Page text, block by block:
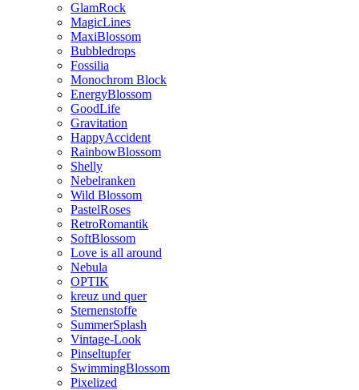
GlamRock
MagicLines
MaxiBlossom
Bubbledrops
Fossilia
Monochrom Block
EnergyBlossom
GoodLife
Gravitation
HappyAccident
RainbowBlossom
Shelly
Nebelranken
Wild Blossom
PastelRoses
RetroRomantik
SoftBlossom
Love is all around
Nebula
OPTIK
kreuz und quer
Sternenstoffe
SummerSplash
Vintage-Look
Pinseltupfer
SwimmingBlossom
Pixelized